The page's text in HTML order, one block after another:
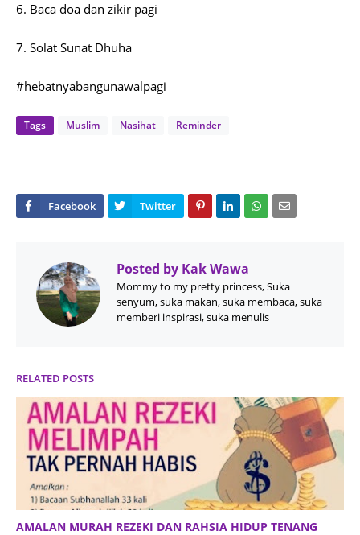
6. Baca doa dan zikir pagi
7. Solat Sunat Dhuha
#hebatnyabangunawalpagi
Tags Muslim Nasihat Reminder
Posted by Kak Wawa
Mommy to my pretty princess, Suka
senyum, suka makan, suka membaca, suka
memberi inspirasi, suka menulis
RELATED POSTS
AMALAN MURAH REZEKI DAN RAHSIA HIDUP TENANG